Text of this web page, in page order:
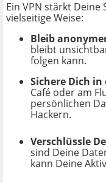
Ein VPN stärkt
vielseitige Weise:
Bleib
bleibt
folgen kann.
Sichere Dich
Café oder am
persönlichen
Hackern.
Verschlüssle
sind Deine
kann Deine